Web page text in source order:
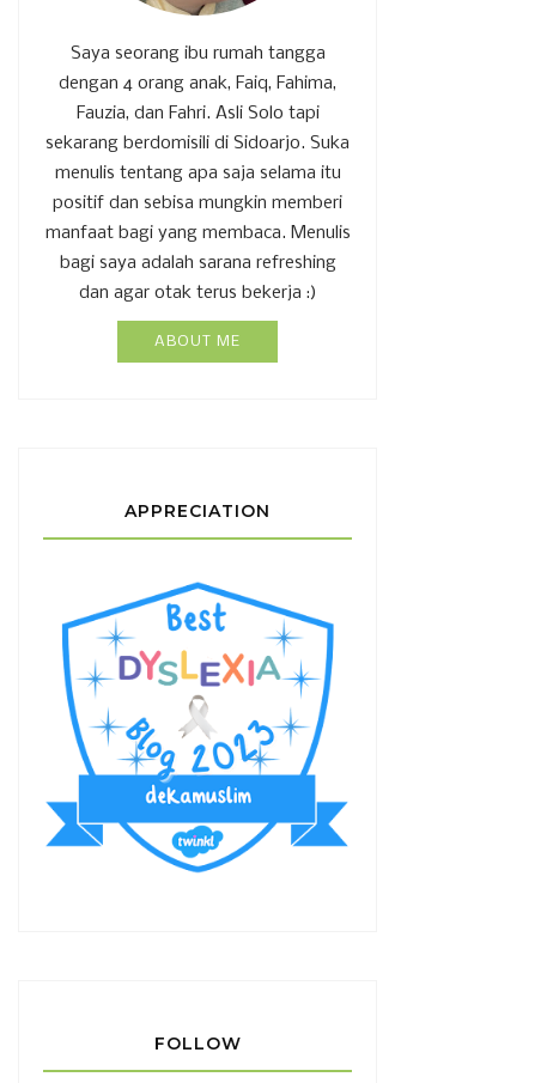
Saya seorang ibu rumah tangga
dengan 4 orang anak, Faiq, Fahima,
Fauzia, dan Fahri. Asli Solo tapi
sekarang berdomisili di Sidoarjo. Suka
menulis tentang apa saja selama itu
positif dan sebisa mungkin memberi
manfaat bagi yang membaca. Menulis
bagi saya adalah sarana refreshing
dan agar otak terus bekerja :)
ABOUT ME
APPRECIATION
FOLLOW